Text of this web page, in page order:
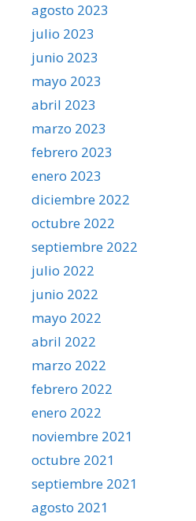
agosto 2023
julio 2023
junio 2023
mayo 2023
abril 2023
marzo 2023
febrero 2023
enero 2023
diciembre 2022
octubre 2022
septiembre 2022
julio 2022
junio 2022
mayo 2022
abril 2022
marzo 2022
febrero 2022
enero 2022
noviembre 2021
octubre 2021
septiembre 2021
agosto 2021